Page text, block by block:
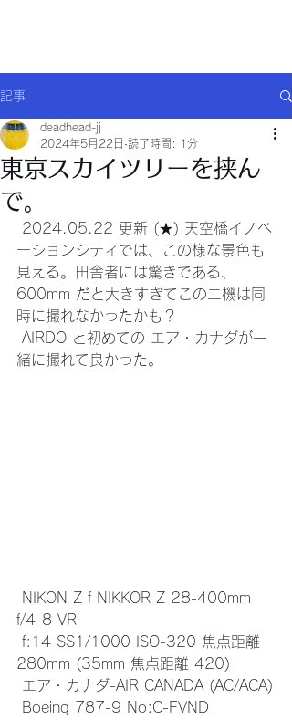
記事
東京スカイツリーを挟ん
で。
deadhead-jj
2024年5月22日 読了時間: 1分
ーションシティでは、この様な景色も
見える。田舎者には驚きである、
600mm だと大きすぎてこの二機は同
時に撮れなかったかも？
緒に撮れて良かった。
f/4-8 VR
280mm (35mm 焦点距離 420)
エア・カナダ-AIR CANADA (AC/ACA)
Boeing 787-9 No:C-FVND